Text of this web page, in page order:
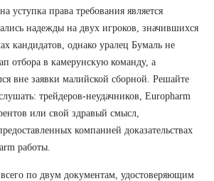
уступка права требования является
надежды на двух игроков, значившихся
кандидатов, однако уралец Бумаль не
отбора в камерунскую команду, а
вне заявки малийской сборной. Решайте
трейдеров-неудачников, Europharm
или свой здравый смысл,
компанией доказательствах
работы.
всего по двум документам, удостоверяющим